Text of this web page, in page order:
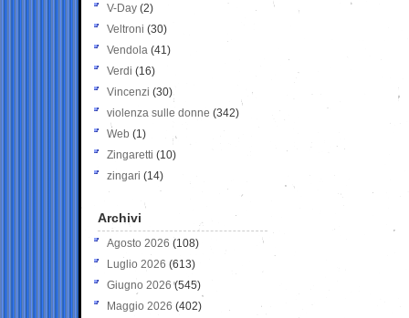
V-Day (2)
Veltroni (30)
Vendola (41)
Verdi (16)
Vincenzi (30)
violenza sulle donne (342)
Web (1)
Zingaretti (10)
zingari (14)
Archivi
Agosto 2026 (108)
Luglio 2026 (613)
Giugno 2026 (545)
Maggio 2026 (402)